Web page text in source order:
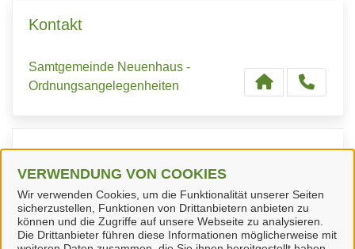
VERWENDUNG VON COOKIES
Wir verwenden Cookies, um die Funktionalität unserer Seiten
sicherzustellen, Funktionen von Drittanbietern anbieten zu
können und die Zugriffe auf unsere Webseite zu analysieren.
Die Drittanbieter führen diese Informationen möglicherweise mit
Kontakt
Samtgemeinde Neuenhaus -
Ordnungsangelegenheiten
Kontaktpersonen
Herr P. Oldekamp